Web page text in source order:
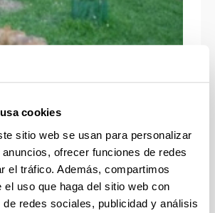
cookies
sitio web se usan para personalizar
ofrecer funciones de redes
el tráfico. Además, compartimos
el uso que haga del sitio web con
redes sociales, publicidad y análisis
ADN no humano